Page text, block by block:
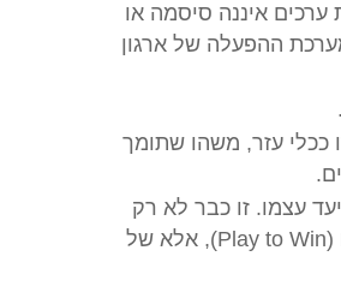
איננה סיסמה או
ההפעלה של ארגון
ככלי עזר, משהו שתומך
עצמו. זו כבר לא רק
שאלה של איך ננצח (Play to Win), אלא של